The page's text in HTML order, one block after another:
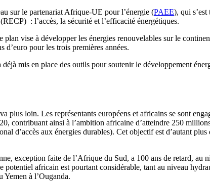
sur le partenariat Afrique-UE pour l’énergie (PAEE), qui
: l’accès, la sécurité et l’efficacité énergétiques.
vise à développer les énergies renouvelables sur le
pour les trois premières années.
déjà mis en place des outils pour soutenir le développement
plus loin. Les représentants européens et africains se sont
contribuant ainsi à l’ambition africaine d’atteindre 250
d’accès aux énergies durables). Cet objectif est d’autant
exception faite de l’Afrique du Sud, a 100 ans de retard,
africain est pourtant considérable, tant au niveau
Yemen à l’Ouganda.